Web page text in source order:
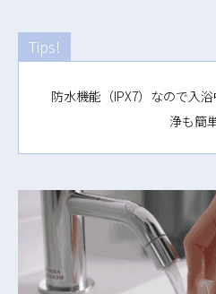
Tips!
防水機能（IPX7）なので入
浄も簡